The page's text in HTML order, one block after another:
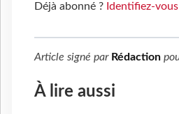
Déjà abonné ? Identifiez-vous
Article signé par Rédaction
À lire aussi